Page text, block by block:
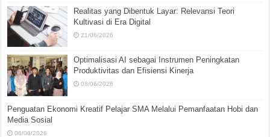
Realitas yang Dibentuk Layar: Relevansi Teori
Kultivasi di Era Digital
21/06/2026
Optimalisasi AI sebagai Instrumen Peningkatan
Produktivitas dan Efisiensi Kinerja
08/06/2026
Penguatan Ekonomi Kreatif Pelajar SMA Melalui Pemanfaatan Hobi dan
Media Sosial
06/06/2026